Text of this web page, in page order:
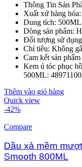
Thông Tin Sản
Xuất xứ hàng
Dung tích: 500ML
Dòng sản phẩm:
Đối tượng sử
Chỉ tiêu: Không
Cam kết sản
Kem ủ tóc phục
500ML:
Thêm vào giỏ hàng
Quick view
-42%
Compare
Dầu xả mềm
Smooth 800ML